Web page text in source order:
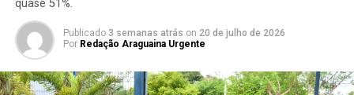
quase 51%.
Publicado 3 semanas atrás on 20 de julho de 2026
Por Redação Araguaina Urgente